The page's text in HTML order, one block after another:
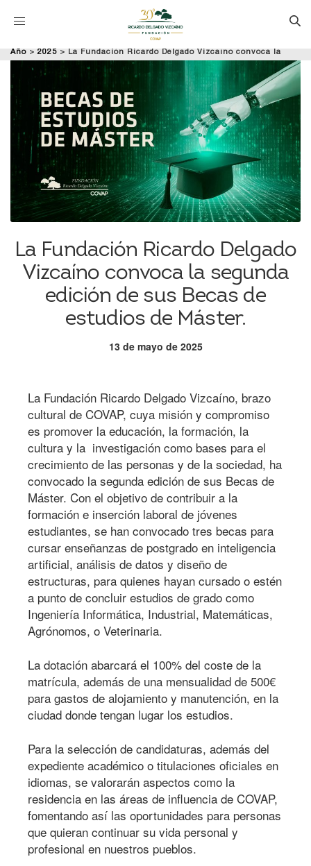
Año >2025 > La Fundación Ricardo Delgado Vizcaíno convoca la
segunda edición de sus Becas de estudios de Máster.
La Fundación Ricardo Delgado
Vizcaíno convoca la segunda
edición de sus Becas de
estudios de Máster.
13 de mayo de 2025
La Fundación Ricardo Delgado Vizcaíno, brazo
cultural de COVAP, cuya misión y compromiso
es promover la educación, la formación, la
cultura y la investigación como bases para el
crecimiento de las personas y de la sociedad, ha
convocado la segunda edición de sus Becas de
Máster. Con el objetivo de contribuir a la
formación e inserción laboral de jóvenes
estudiantes, se han convocado tres becas para
cursar enseñanzas de postgrado en inteligencia
artificial, análisis de datos y diseño de
estructuras, para quienes hayan cursado o estén
a punto de concluir estudios de grado como
Ingeniería Informática, Industrial, Matemáticas,
Agrónomos, o Veterinaria.
La dotación abarcará el 100% del coste de la
matrícula, además de una mensualidad de 500€
para gastos de alojamiento y manutención, en la
ciudad donde tengan lugar los estudios.
Para la selección de candidaturas, además del
expediente académico o titulaciones oficiales en
idiomas, se valorarán aspectos como la
residencia en las áreas de influencia de COVAP,
fomentando así las oportunidades para personas
que quieran continuar su vida personal y
profesional en nuestros pueblos.